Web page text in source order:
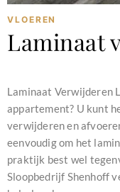
VLOEREN
Laminaat
Laminaat Verwijderen
appartement? U kunt
verwijderen en
eenvoudig om het
praktijk best wel
Sloopbedrijf Shenhoff